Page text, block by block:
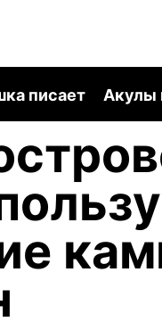
писает Акулы